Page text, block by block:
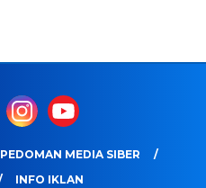
PEDOMAN MEDIA SIBER
INFO IKLAN